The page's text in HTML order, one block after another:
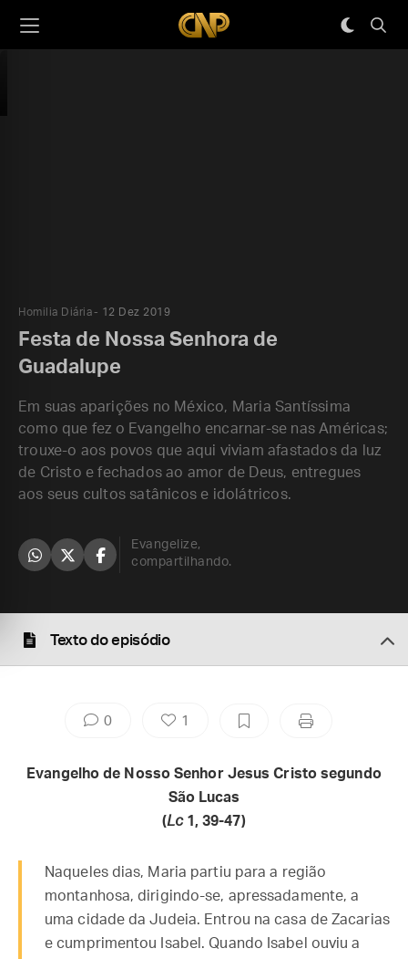
Homilia Diária 12 Dez 2019
Festa de Nossa Senhora de
Guadalupe
Em suas aparições no México, Maria Santíssima
como que fez o Evangelho encarnar-se nas Américas;
trouxe-o aos povos que aqui viviam afastados da luz
de Cristo e fechados ao amor de Deus, entregues
aos seus cultos satânicos e idolátricos.
Evangelize,
compartilhando.
Texto do episódio
0 1
Evangelho de Nosso Senhor Jesus Cristo segundo
São Lucas
(Lc 1, 39-47)
Naqueles dias, Maria partiu para a região
montanhosa, dirigindo-se, apressadamente, a
uma cidade da Judeia. Entrou na casa de Zacarias
e cumprimentou Isabel. Quando Isabel ouviu a